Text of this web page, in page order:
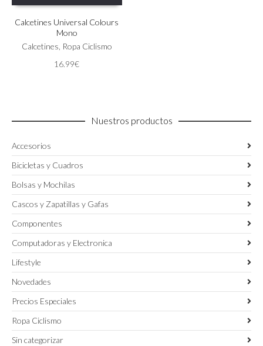
múltiples
producto
Calcetines Universal Colours
Mono
Calcetines, Ropa Ciclismo
16.99€
Nuestros productos
Accesorios
Bicicletas y Cuadros
Bolsas y Mochilas
Cascos y Zapatillas y Gafas
Componentes
Computadoras y Electronica
Lifestyle
Novedades
Precios Especiales
Ropa Ciclismo
Sin categorizar